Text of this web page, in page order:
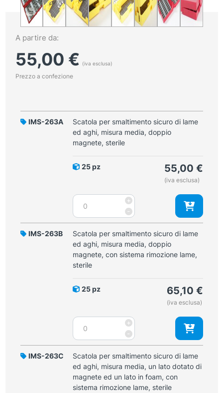
A partire da:
55,00 € (iva esclusa)
Prezzo a confezione
IMS-263A
Scatola per smaltimento sicuro di lame
ed aghi, misura media, doppio
magnete, sterile
25 pz 55,00 €
(iva esclusa)
-
Scatola
smaltimento
sicuro
di
lame
ed
media,
sterile
quantità
+
IMS-263B
Scatola per smaltimento sicuro di lame
ed aghi, misura media, doppio
magnete, con sistema rimozione lame,
sterile
25 pz 65,10 €
(iva esclusa)
-
Scatola
smaltimento
sicuro
di
lame
ed
+
IMS-263C
Scatola per smaltimento sicuro di lame
ed aghi, misura media, un lato dotato di
magnete ed un lato in foam, con
sistema rimozione lame, sterile